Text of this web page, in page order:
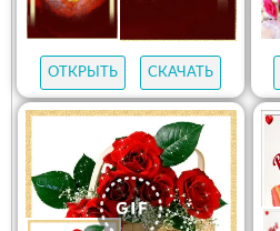
ОТКРЫТЬ СКАЧАТЬ